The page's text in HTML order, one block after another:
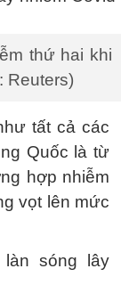
thứ hai khi
Reuters)
tất cả các
Quốc là từ
hợp nhiễm
vọt lên mức
làn sóng lây